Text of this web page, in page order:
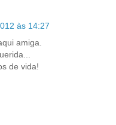
às 14:27
amiga.
de vida!